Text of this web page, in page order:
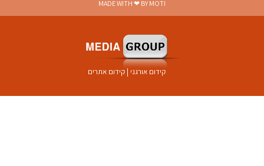
MADE WITH ❤ BY MOTI
קידום אורגני | קידום אתרים